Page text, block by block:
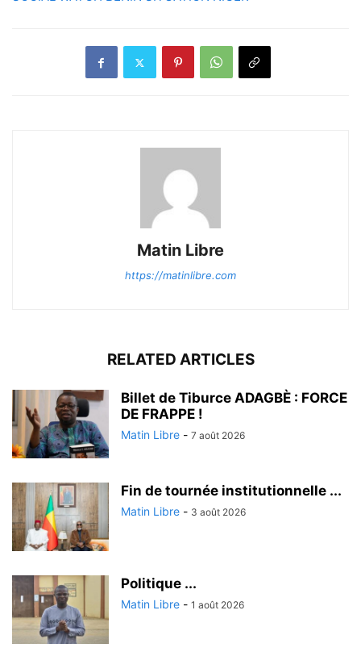
Matin Libre
https://matinlibre.com
RELATED ARTICLES
Billet de Tiburce ADAGBÈ : FORCE
DE FRAPPE !
Matin Libre - 7 août 2026
Fin de tournée institutionnelle ...
Matin Libre - 3 août 2026
Politique ...
Matin Libre - 1 août 2026